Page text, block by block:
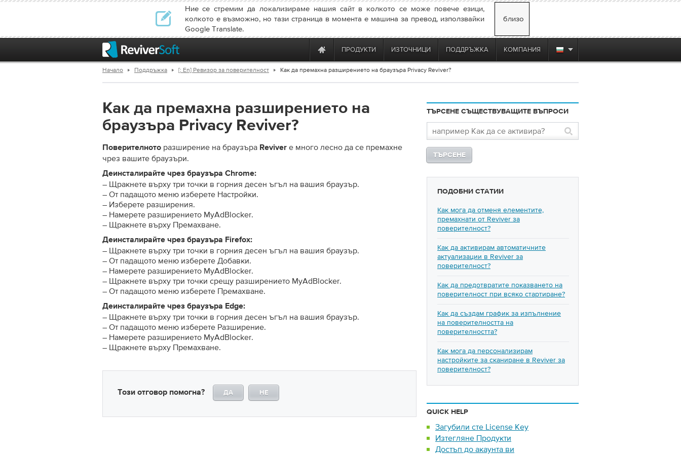
Ние се стремим да локализираме нашия сайт в колкото се може повече езици,
колкото е възможно, но тази страница в момента е машина за превод, използвайки
Google Translate.
близо
ПРОДУКТИ ИЗТОЧНИЦИ ПОДДРЪЖКА КОМПАНИЯ
Начало Поддръжка [: En] Ревизор за поверителност Как да премахна разширението на браузъра Privacy Reviver?
Как да премахна разширението на
браузъра Privacy Reviver?
Поверителното разширение на браузъра Reviver е много лесно да се премахне
чрез вашите браузъри.
Деинсталирайте чрез браузъра Chrome:
– Щракнете върху три точки в горния десен ъгъл на вашия браузър.
– От падащото меню изберете Настройки.
– Изберете разширения.
– Намерете разширението MyAdBlocker.
– Щракнете върху Премахване.
Деинсталирайте чрез браузъра Firefox:
– Щракнете върху три точки в горния десен ъгъл на вашия браузър.
– От падащото меню изберете Добавки.
– Намерете разширението MyAdBlocker.
– Щракнете върху три точки срещу разширението MyAdBlocker.
– От падащото меню изберете Премахване.
Деинсталирайте чрез браузъра Edge:
– Щракнете върху три точки в горния десен ъгъл на вашия браузър.
– От падащото меню изберете Разширение.
– Намерете разширението MyAdBlocker.
– Щракнете върху Премахване.
Този отговор помогна? ДА НЕ
ТЪРСЕНЕ СЪЩЕСТВУВАЩИТЕ ВЪПРОСИ
ПОДОБНИ СТАТИИ
Как мога да отменя елементите,
премахнати от Reviver за
поверителност?
Как да активирам автоматичните
актуализации в Reviver за
поверителност?
Как да предотвратите показването на
поверителност при всяко стартиране?
Как да създам график за изпълнение
на поверителността на
поверителността?
Как мога да персонализирам
настройките за сканиране в Reviver за
поверителност?
QUICK HELP
Загубили сте License Key
Изтегляне Продукти
Достъп до акаунта ви